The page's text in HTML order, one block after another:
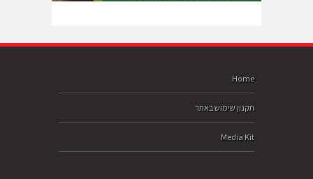
Home
תקנון שימוש באתר
Media Kit